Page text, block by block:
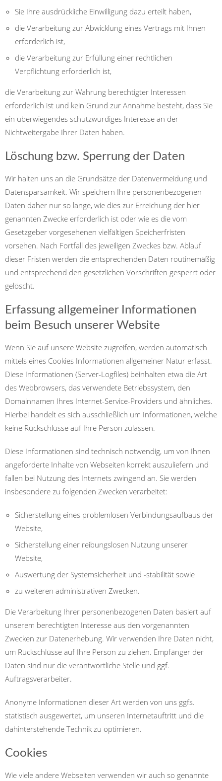
Sie Ihre ausdrückliche Einwilligung dazu erteilt haben,
die Verarbeitung zur Abwicklung eines Vertrags mit Ihnen
erforderlich ist,
die Verarbeitung zur Erfüllung einer rechtlichen
Verpflichtung erforderlich ist,
die Verarbeitung zur Wahrung berechtigter Interessen
erforderlich ist und kein Grund zur Annahme besteht, dass Sie
ein überwiegendes schutzwürdiges Interesse an der
Nichtweitergabe Ihrer Daten haben.
Löschung bzw. Sperrung der Daten
Wir halten uns an die Grundsätze der Datenvermeidung und
Datensparsamkeit. Wir speichern Ihre personenbezogenen
Daten daher nur so lange, wie dies zur Erreichung der hier
genannten Zwecke erforderlich ist oder wie es die vom
Gesetzgeber vorgesehenen vielfältigen Speicherfristen
vorsehen. Nach Fortfall des jeweiligen Zweckes bzw. Ablauf
dieser Fristen werden die entsprechenden Daten routinemäßig
und entsprechend den gesetzlichen Vorschriften gesperrt oder
gelöscht.
Erfassung allgemeiner Informationen
beim Besuch unserer Website
Wenn Sie auf unsere Website zugreifen, werden automatisch
mittels eines Cookies Informationen allgemeiner Natur erfasst.
Diese Informationen (Server-Logfiles) beinhalten etwa die Art
des Webbrowsers, das verwendete Betriebssystem, den
Domainnamen Ihres Internet-Service-Providers und ähnliches.
Hierbei handelt es sich ausschließlich um Informationen, welche
keine Rückschlüsse auf Ihre Person zulassen.
Diese Informationen sind technisch notwendig, um von Ihnen
angeforderte Inhalte von Webseiten korrekt auszuliefern und
fallen bei Nutzung des Internets zwingend an. Sie werden
insbesondere zu folgenden Zwecken verarbeitet:
Sicherstellung eines problemlosen Verbindungsaufbaus der
Website,
Sicherstellung einer reibungslosen Nutzung unserer
Website,
Auswertung der Systemsicherheit und -stabilität sowie
zu weiteren administrativen Zwecken.
Die Verarbeitung Ihrer personenbezogenen Daten basiert auf
unserem berechtigten Interesse aus den vorgenannten
Zwecken zur Datenerhebung. Wir verwenden Ihre Daten nicht,
um Rückschlüsse auf Ihre Person zu ziehen. Empfänger der
Daten sind nur die verantwortliche Stelle und ggf.
Auftragsverarbeiter.
Anonyme Informationen dieser Art werden von uns ggfs.
statistisch ausgewertet, um unseren Internetauftritt und die
dahinterstehende Technik zu optimieren.
Cookies
Wie viele andere Webseiten verwenden wir auch so genannte